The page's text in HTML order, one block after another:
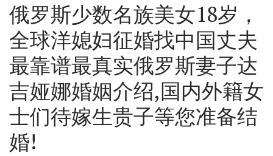
俄罗斯少数名族美女18岁，
全球洋媳妇征婚找中国丈夫
最靠谱最真实俄罗斯妻子达
吉娅娜婚姻介绍,国内外籍女
士们待嫁生贵子等您准备结
婚!